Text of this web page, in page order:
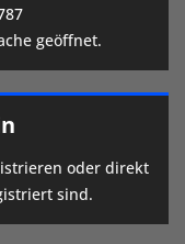
geöffnet.
oder direkt
sind.